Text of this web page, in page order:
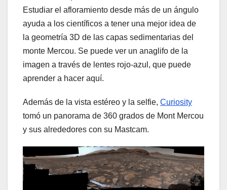
Estudiar el afloramiento desde más de un ángulo
ayuda a los científicos a tener una mejor idea de
la geometría 3D de las capas sedimentarias del
monte Mercou. Se puede ver un anaglifo de la
imagen a través de lentes rojo-azul, que puede
aprender a hacer aquí.
Además de la vista estéreo y la selfie, Curiosity
tomó un panorama de 360 ​​grados de Mont Mercou
y sus alrededores con su Mastcam.